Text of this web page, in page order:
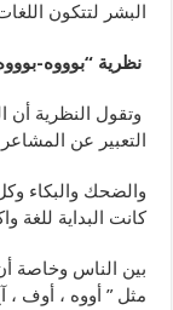
البشر لتتكون
نظرية “بوووه-
وتقول النظرية أن
التعبير عن
والضحك والبكاء
كانت البداية للغة
بين الناس وخاصة
مثل ” أووه ، أوف ،